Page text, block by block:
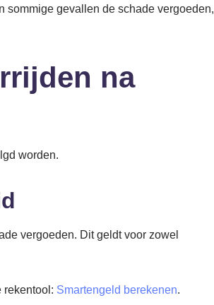
sommige gevallen de schade vergoeden,
na
worden.
vergoeden. Dit geldt voor zowel
rekentool: Smartengeld berekenen.